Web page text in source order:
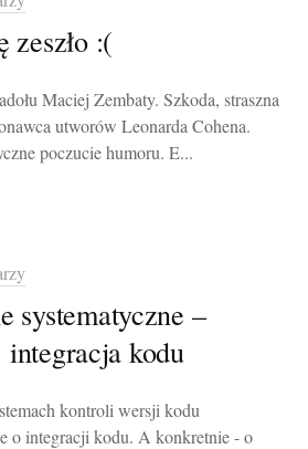
zeszło :(
Maciej Zembaty. Szkoda, straszna
utworów Leonarda Cohena.
poczucie humoru. E...
systematyczne –
kodu
kontroli wersji kodu
o integracji kodu. A konkretnie - o